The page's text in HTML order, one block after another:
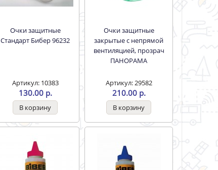
Очки защитные
Стандарт Бибер 96232
Артикул: 10383
130.00 р.
Очки защитные
закрытые с непрямой
вентиляцией, прозрач
ПАНОРАМА
Артикул: 29582
210.00 р.